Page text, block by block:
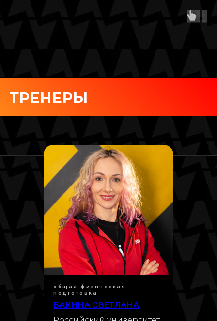
ТРЕНЕРЫ
общая физическая
подготовка
БАКИНА СВЕТЛАНА